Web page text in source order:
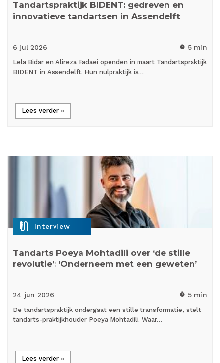
Tandartspraktijk BIDENT: gedreven en
innovatieve tandartsen in Assendelft
6 jul 2026 timer 5 min
Lela Bidar en Alireza Fadaei openden in maart Tandartspraktijk
BIDENT in Assendelft. Hun nulpraktijk is…
Lees verder »
mic_external_on Interview
Tandarts Poeya Mohtadili over ‘de stille
revolutie’: ‘Onderneem met een geweten’
24 jun 2026 timer 5 min
De tandartspraktijk ondergaat een stille transformatie, stelt
tandarts-praktijkhouder Poeya Mohtadili. Waar…
Lees verder »